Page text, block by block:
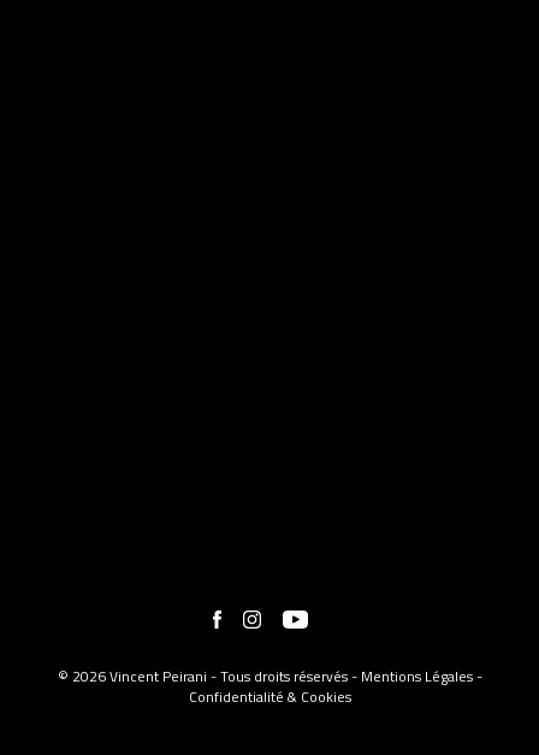
© 2026 Vincent Peirani - Tous droits réservés - Mentions Légales-
Confidentialité & Cookies